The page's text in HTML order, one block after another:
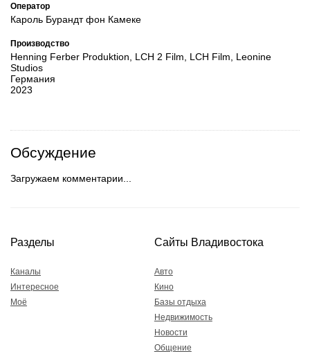
Оператор
Кароль Бурандт фон Камеке
Производство
Henning Ferber Produktion, LCH 2 Film, LCH Film, Leonine
Studios
Германия
2023
Обсуждение
Загружаем комментарии...
Разделы
Каналы
Интересное
Моё
Сайты Владивостока
Авто
Кино
Базы отдыха
Недвижимость
Новости
Общение